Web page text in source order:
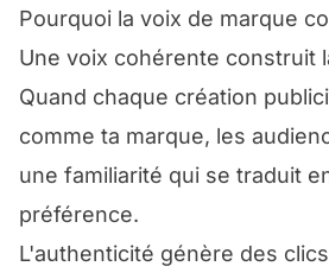
Pourquoi la voix de marque
Une voix cohérente construit
Quand chaque création
comme ta marque, les
une familiarité qui se traduit
préférence.
L'authenticité génère des